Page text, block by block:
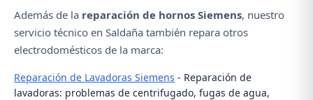
Además de la reparación de hornos Siemens, nuestro
servicio técnico en Saldaña también repara otros
electrodomésticos de la marca:
Reparación de Lavadoras Siemens - Reparación de
lavadoras: problemas de centrifugado, fugas de agua,